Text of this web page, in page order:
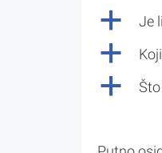
a Je
a
a